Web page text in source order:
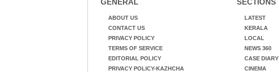
GENERAL
ABOUT US
CONTACT US
PRIVACY POLICY
TERMS OF SERVICE
EDITORIAL POLICY
PRIVACY POLICY-KAZHCHA
SECTIONS
LATEST
KERALA
LOCAL
NEWS 360
CASE DIARY
CINEMA